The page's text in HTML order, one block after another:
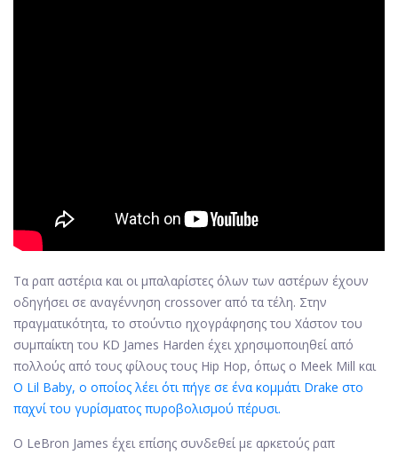
Τα ραπ αστέρια και οι μπαλαρίστες όλων των αστέρων έχουν
οδηγήσει σε αναγέννηση crossover από τα τέλη. Στην
πραγματικότητα, το στούντιο ηχογράφησης του Χάστον του
συμπαίκτη του KD James Harden έχει χρησιμοποιηθεί από
πολλούς από τους φίλους τους Hip Hop, όπως ο Meek Mill και
Ο Lil Baby, ο οποίος λέει ότι πήγε σε ένα κομμάτι Drake στο
παχνί του γυρίσματος πυροβολισμού πέρυσι.
Ο LeBron James έχει επίσης συνδεθεί με αρκετούς ραπ